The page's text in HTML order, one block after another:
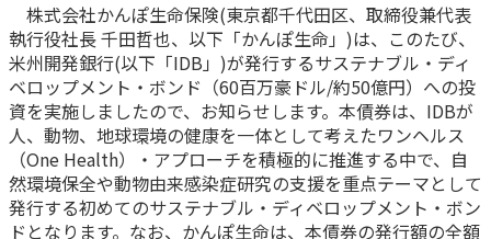
入院保険金・手術保険金のご請求
お手続き一覧
終身保険
養老保険
定期保険
学資保険
【まずはご相談ください】企業経営でお悩みの方はこ
ちら
法人のお客さま向け商品一覧
目的から探す
お役立ち情報
お役立ち情報
かんぽのLifeサポートナビ
かんぽ生命について
かんぽ生命について
よくあるご質問
株式会社かんぽ生命保険(東京都千代田区、取締役兼代表
執行役社長 千田哲也、以下「かんぽ生命」)は、このたび、
米州開発銀行(以下「IDB」)が発行するサステナブル・ディ
ベロップメント・ボンド（60百万豪ドル/約50億円）への投
資を実施しましたので、お知らせします。本債券は、IDBが
人、動物、地球環境の健康を一体として考えたワンヘルス
（One Health）・アプローチを積極的に推進する中で、自
然環境保全や動物由来感染症研究の支援を重点テーマとして
発行する初めてのサステナブル・ディベロップメント・ボン
ドとなります。なお、かんぽ生命は、本債券の発行額の全額